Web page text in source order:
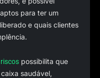
para ter um
e quais clientes
possibilita que
saudável,